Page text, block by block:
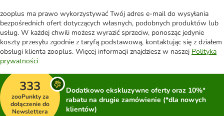
zooplus ma prawo wykorzystywać Twój adres e-mail do wysyłania
bezpośrednich ofert dotyczących własnych, podobnych produktów lub
usług. W każdej chwili możesz wyrazić sprzeciw, ponosząc jedynie
koszty przesyłu zgodnie z taryfą podstawową, kontaktując się z działem
obsługi klienta zooplus. Więcej informacji znajdziesz w naszej Polityka
prywatności
333
zooPunkty za
dołączenie do
Newslettera
Dodatkowo ekskluzywne oferty oraz 10%*
rabatu na drugie zamówienie (*dla nowych
klientów)